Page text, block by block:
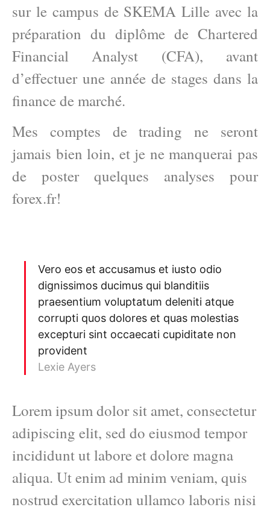
sur le campus de SKEMA Lille avec la
préparation du diplôme de Chartered
Financial Analyst (CFA), avant
d’effectuer une année de stages dans la
finance de marché.
Mes comptes de trading ne seront
jamais bien loin, et je ne manquerai pas
de poster quelques analyses pour
forex.fr!
Vero eos et accusamus et iusto odio
dignissimos ducimus qui blanditiis
praesentium voluptatum deleniti atque
corrupti quos dolores et quas molestias
excepturi sint occaecati cupiditate non
provident
Lexie Ayers
Lorem ipsum dolor sit amet, consectetur
adipiscing elit, sed do eiusmod tempor
incididunt ut labore et dolore magna
aliqua. Ut enim ad minim veniam, quis
nostrud exercitation ullamco laboris nisi